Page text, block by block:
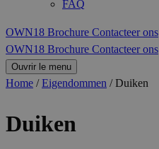
FAQ
OWN18 Brochure Contacteer ons
OWN18 Brochure Contacteer ons
Ouvrir le menu
Home /Eigendommen /Duiken
Duiken